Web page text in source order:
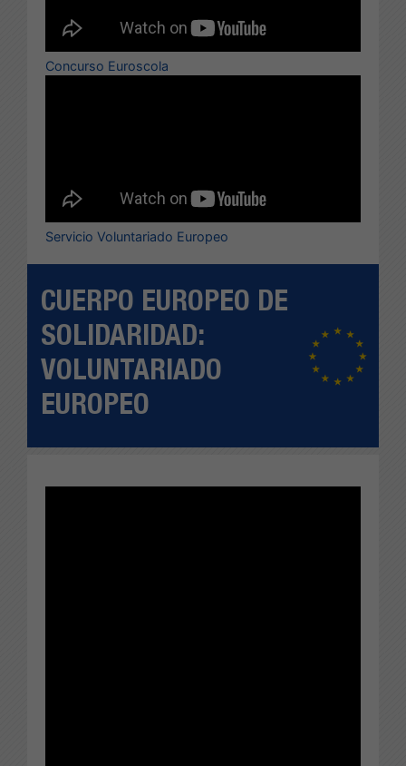
Concurso Euroscola
Servicio Voluntariado Europeo
CUERPO EUROPEO DE
SOLIDARIDAD:
VOLUNTARIADO
EUROPEO